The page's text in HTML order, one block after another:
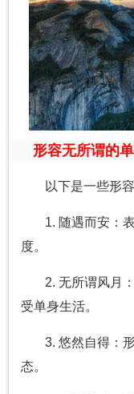
形容无所谓的
以下是一些形
1. 随遇而安：
度。
2. 无所谓风月
受单身生活。
3. 悠然自得：
态。